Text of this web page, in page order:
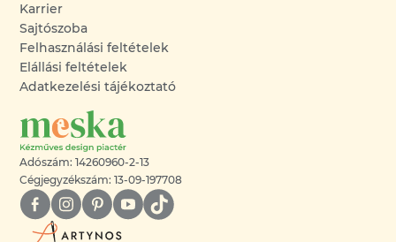
Karrier
Sajtószoba
Felhasználási feltételek
Elállási feltételek
Adatkezelési tájékoztató
Adószám: 14260960-2-13
Cégjegyzékszám: 13-09-197708